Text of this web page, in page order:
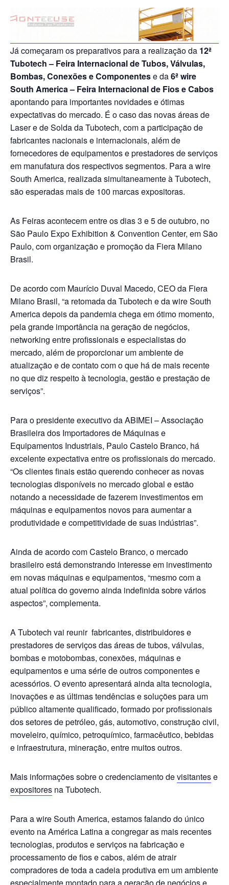
Já começaram os preparativos para a realização da 12ª
Tubotech – Feira Internacional de Tubos, Válvulas,
Bombas, Conexões e Componentese da6ª wire
South America – Feira Internacional de Fios e Cabos
apontando para importantes novidades e ótimas
expectativas do mercado. É o caso das novas áreas de
Laser e de Solda da Tubotech, com a participação de
fabricantes nacionais e internacionais, além de
fornecedores de equipamentos e prestadores de serviços
em manufatura dos respectivos segmentos. Para a wire
South America, realizada simultaneamente à Tubotech,
são esperadas mais de 100 marcas expositoras.
As Feiras acontecem entre os dias 3 e 5 de outubro, no
São Paulo Expo Exhibition & Convention Center, em São
Paulo, com organização e promoção da Fiera Milano
Brasil.
De acordo com Maurício Duval Macedo, CEO da Fiera
Milano Brasil, “a retomada da Tubotech e da wire South
America depois da pandemia chega em ótimo momento,
pela grande importância na geração de negócios,
networking entre profissionais e especialistas do
mercado, além de proporcionar um ambiente de
atualização e de contato com o que há de mais recente
no que diz respeito à tecnologia, gestão e prestação de
serviços”.
Para o presidente executivo da ABIMEI – Associação
Brasileira dos Importadores de Máquinas e
Equipamentos Industriais, Paulo Castelo Branco, há
excelente expectativa entre os profissionais do mercado.
“Os clientes finais estão querendo conhecer as novas
tecnologias disponíveis no mercado global e estão
notando a necessidade de fazerem investimentos em
máquinas e equipamentos novos para aumentar a
produtividade e competitividade de suas indústrias”.
Ainda de acordo com Castelo Branco, o mercado
brasileiro está demonstrando interesse em investimento
em novas máquinas e equipamentos, “mesmo com a
atual política do governo ainda indefinida sobre vários
aspectos”, complementa.
A Tubotech vai reunir fabricantes, distribuidores e
prestadores de serviços das áreas de tubos, válvulas,
bombas e motobombas, conexões, máquinas e
equipamentos e uma série de outros componentes e
acessórios. O evento apresentará ainda alta tecnologia,
inovações e as últimas tendências e soluções para um
público altamente qualificado, formado por profissionais
dos setores de petróleo, gás, automotivo, construção civil,
moveleiro, químico, petroquímico, farmacêutico, bebidas
e infraestrutura, mineração, entre muitos outros.
Mais informações sobre o credenciamento devisitantese
expositores na Tubotech.
Para a wire South America, estamos falando do único
evento na América Latina a congregar as mais recentes
tecnologias, produtos e serviços na fabricação e
processamento de fios e cabos, além de atrair
compradores de toda a cadeia produtiva em um ambiente